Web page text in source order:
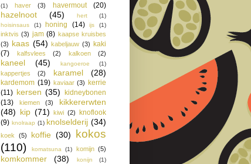
(1)
haver (3) havermout (20)
hazelnoot (45) hert
(1)
hoisinsaus
(1) honing (14) ijs (1)
inktvis (3) jam (8) kaapse kruisbes
(3) kaas (54) kabeljauw (3) kaki
(7)
kalfsvlees (2) kalkoen (2)
kaneel (45) kangoeroe (1)
kappertjes (2) karamel (28)
kardemom (19) kaviaar (3) kerrie
(11) kersen (35) kidneybonen
(13)
kiemen (3)
kikkererwten
(48) kip (71) kiwi (2) knoflook
(9) knolraap (1) knolselderij (34)
koek (5) koffie (30)
kokos
(110)
komatsuna (1) komijn (5)
komkommer (38) konijn
(1)